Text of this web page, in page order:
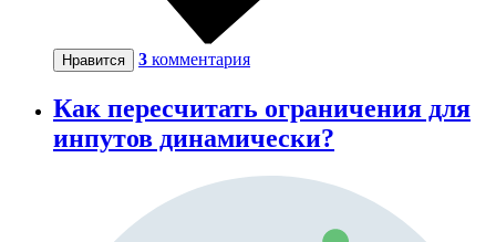
Нравится 3 комментария
Как пересчитать ограничения для
инпутов динамически?